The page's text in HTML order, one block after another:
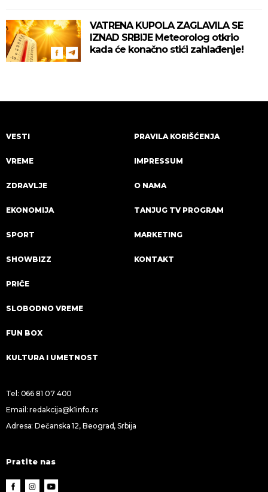
VATRENA KUPOLA ZAGLAVILA SE
IZNAD SRBIJE Meteorolog otkrio
kada će konačno stići zahlađenje!
VESTI
VREME
ZDRAVLJE
EKONOMIJA
SPORT
SHOWBIZZ
PRIČE
SLOBODNO VREME
FUN BOX
KULTURA I UMETNOST
PRAVILA KORIŠĆENJA
IMPRESSUM
O NAMA
TANJUG TV PROGRAM
MARKETING
KONTAKT
Tel: 066 81 07 400
Email:redakcija@k1info.rs
Adresa: Dečanska 12, Beograd, Srbija
Pratite nas